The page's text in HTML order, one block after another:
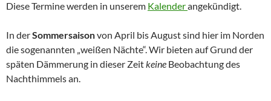
Diese Termine werden in unserem Kalenderangekündigt.
In derSommersaisonvon April bis August sind hier im Norden
die sogenannten „weißen Nächte“. Wir bieten auf Grund der
späten Dämmerung in dieser Zeitkeine Beobachtung des
Nachthimmels an.